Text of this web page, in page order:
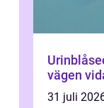
Urinblåsecancer
vägen
31 juli